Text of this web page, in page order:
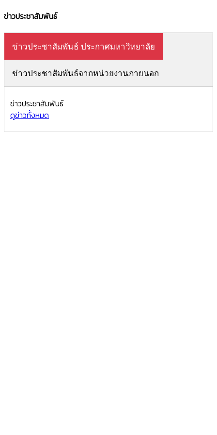
ข่าวประชาสัมพันธ์
ข่าวประชาสัมพันธ์ ประกาศมหาวิทยาลัย
ข่าวประชาสัมพันธ์จากหน่วยงานภายนอก
ข่าวประชาสัมพันธ์
ดูข่าวทั้งหมด